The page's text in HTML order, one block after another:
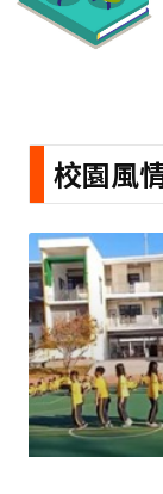
校園風